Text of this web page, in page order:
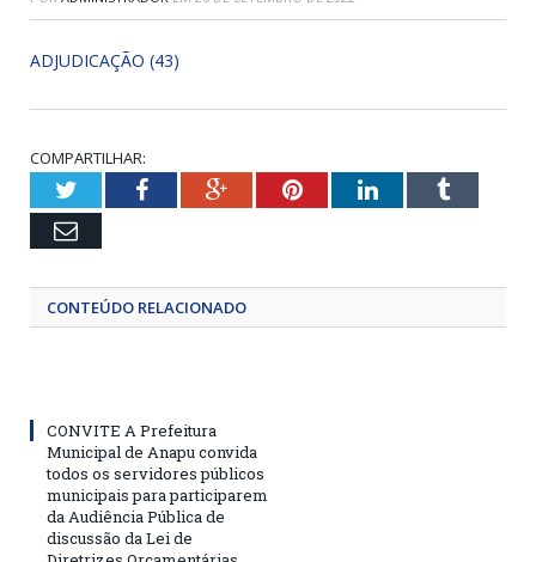
ADJUDICAÇÃO (43)
COMPARTILHAR:
TwitterFacebookGoogle+PinterestLinkedInTumblr
Email
CONTEÚDO RELACIONADO
CONVITE A Prefeitura
Municipal de Anapu convida
todos os servidores públicos
municipais para participarem
da Audiência Pública de
discussão da Lei de